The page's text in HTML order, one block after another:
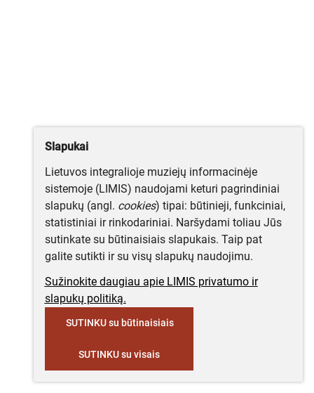
Slapukai
Lietuvos integralioje muziejų informacinėje
sistemoje (LIMIS) naudojami keturi pagrindiniai
slapukų (angl. cookies) tipai: būtinieji, funkciniai,
statistiniai ir rinkodariniai. Naršydami toliau Jūs
sutinkate su būtinaisiais slapukais. Taip pat
galite sutikti ir su visų slapukų naudojimu.
Sužinokite daugiau apie LIMIS privatumo ir
slapukų politiką.
SUTINKU su būtinaisiais
SUTINKU su visais